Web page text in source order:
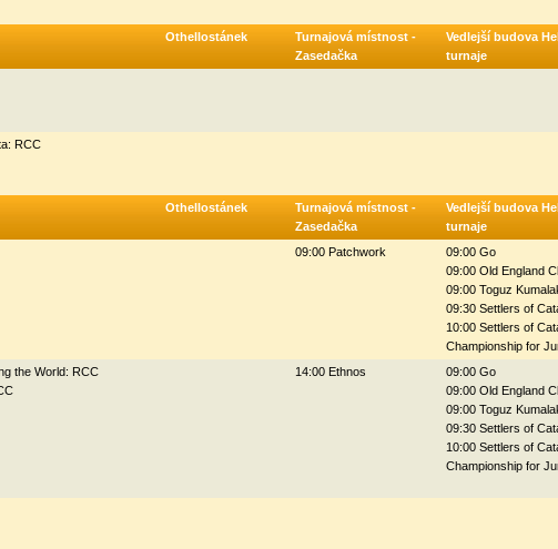
Othellostánek
Turnajová místnost -
Zasedačka
Vedlejší budova
turnaje
RCC
Othellostánek
Turnajová místnost -
Zasedačka
Vedlejší budova
turnaje
09:00 Patchwork
09:00 Go
09:00 Old England
09:00 Toguz
09:30 Settlers of
10:00 Settlers of
Championship for
the World: RCC
14:00 Ethnos
09:00 Go
09:00 Old England
09:00 Toguz
09:30 Settlers of
10:00 Settlers of
Championship for